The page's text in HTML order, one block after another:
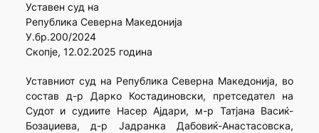
Уставен суд на
Република Северна Македонија
У.бр.200/2024
Скопје, 12.02.2025 година
Уставниот суд на Република Северна Македонија, во
состав д-р Дарко Костадиновски, претседател на
Судот и судиите Насер Ајдари, м-р Татјана Васиќ-
Бозаџиева, д-р Јадранка Дабовиќ-Анастасовска,